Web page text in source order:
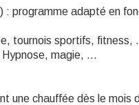
: programme adapté en
tournois sportifs, fitness,
magie, ...
une chauffée dès le mois